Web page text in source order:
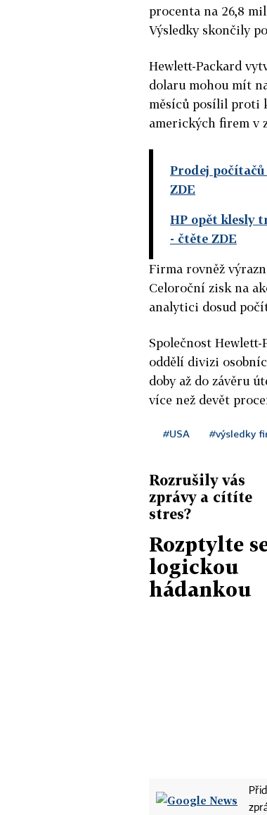
procenta na 26,8
Výsledky skončily
Hewlett-Packard
dolaru mohou mít
měsíců posílil proti
amerických firem v
Prodej
ZDE
HP opět klesly
- čtěte ZDE
Firma rovněž
Celoroční zisk na
analytici dosud
Společnost
oddělí divizi
doby až do závěru
více než devět
#USA #výsledky
Rozrušily vás
zprávy a cítíte
stres?
Rozptylte
logickou
hádankou